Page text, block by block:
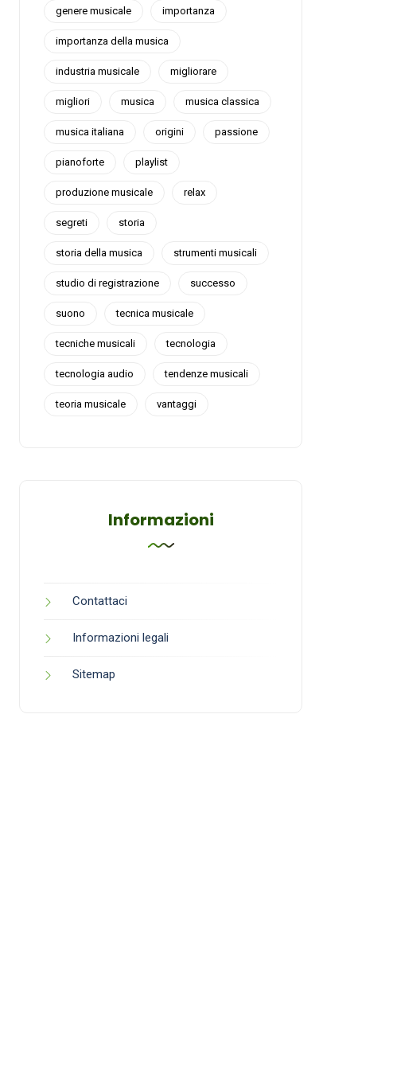
genere musicale importanza
importanza della musica
industria musicale migliorare
migliori musica musica classica
musica italiana origini passione
pianoforte playlist
produzione musicale relax
segreti storia
storia della musica strumenti musicali
studio di registrazione successo
suono tecnica musicale
tecniche musicali tecnologia
tecnologia audio tendenze musicali
teoria musicale vantaggi
Informazioni
Contattaci
Informazioni legali
Sitemap